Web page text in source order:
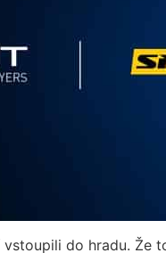
do hradu. Že